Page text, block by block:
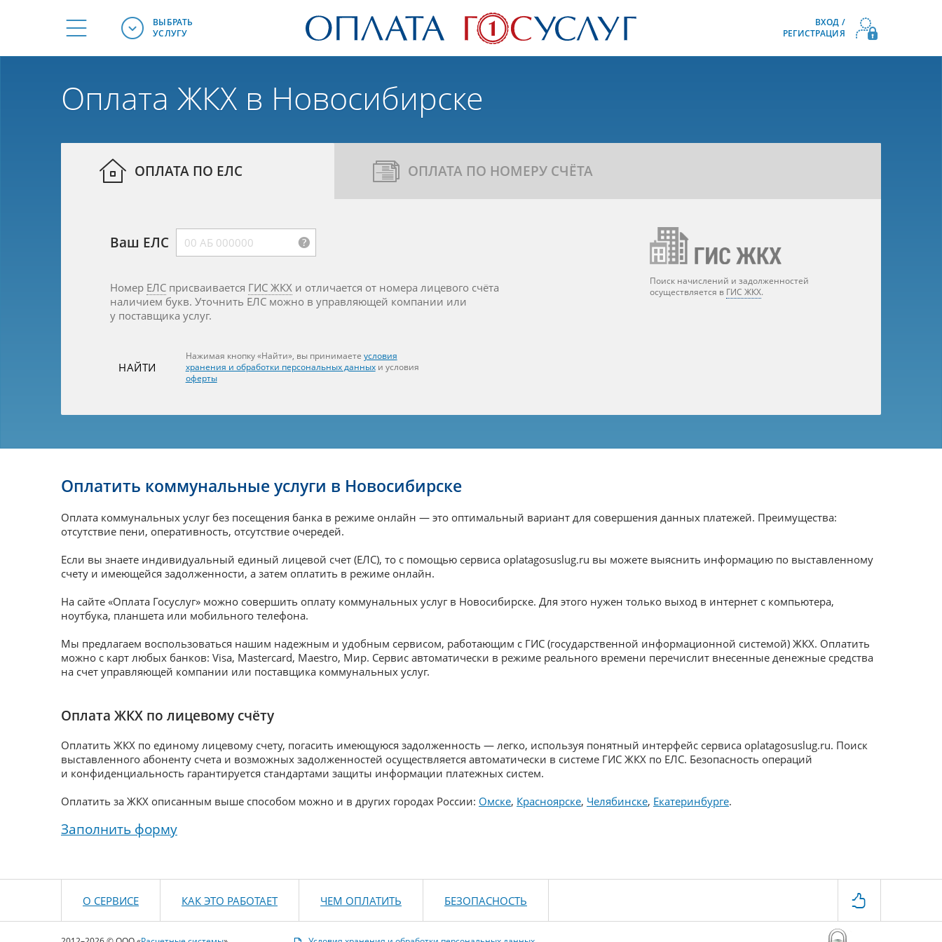
ВЫБРАТЬ
УСЛУГУ
ВХОД /
РЕГИСТРАЦИЯ
Оплата ЖКХ в Новосибирске
ОПЛАТА ПО ЕЛС ОПЛАТА ПО НОМЕРУ СЧЁТА
Ваш ЕЛС
Номер ЕЛС присваивается ГИС ЖКХ
наличием букв. Уточнить ЕЛС можно в управляющей компании или
у поставщика услуг.
Поиск начислений и задолженностей
осуществляется в ГИС ЖКХ.
НАЙТИ
Нажимая кнопку «Найти», вы принимаете условия
хранения и обработки персональных данныхи условия
оферты
Оплатить коммунальные услуги в Новосибирске
Оплата коммунальных услуг без посещения банка в режиме онлайн — это оптимальный вариант для совершения данных платежей. Преимущества:
отсутствие пени, оперативность, отсутствие очередей.
Если вы знаете индивидуальный единый лицевой счет (ЕЛС), то с помощью сервиса oplatagosuslug.ru вы можете выяснить информацию по выставленному
счету и имеющейся задолженности, а затем оплатить в режиме онлайн.
На сайте «Оплата Госуслуг» можно совершить оплату коммунальных услуг в Новосибирске. Для этого нужен только выход в интернет с компьютера,
ноутбука, планшета или мобильного телефона.
Мы предлагаем воспользоваться нашим надежным и удобным сервисом, работающим с ГИС (государственной информационной системой) ЖКХ. Оплатить
можно с карт любых банков: Visa, Mastercard, Maestro, Мир. Сервис автоматически в режиме реального времени перечислит внесенные денежные средства
на счет управляющей компании или поставщика коммунальных услуг.
Оплата ЖКХ по лицевому счёту
Оплатить ЖКХ по единому лицевому счету, погасить имеющуюся задолженность — легко, используя понятный интерфейс сервиса oplatagosuslug.ru. Поиск
выставленного абоненту счета и возможных задолженностей осуществляется автоматически в системе ГИС ЖКХ по ЕЛС. Безопасность операций
и конфиденциальность гарантируется стандартами защиты информации платежных систем.
Оплатить за ЖКХ описанным выше способом можно и в других городах России: Омске, Красноярске, Челябинске, Екатеринбурге.
Заполнить форму
О СЕРВИСЕ КАК ЭТО РАБОТАЕТ ЧЕМ ОПЛАТИТЬ БЕЗОПАСНОСТЬ